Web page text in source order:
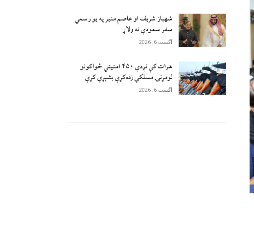
شهباز شریف او عاصم منیر په یو رسمي
سفر سعودي ته ولاړ
آگست 6, 2026
هرات کې نږدې ۴۵۰ امنيتي ځواکونو
لومړنۍ مسلکي زده‌کړې بشپړې کړې
آگست 6, 2026